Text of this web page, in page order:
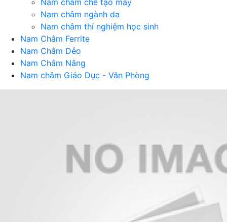
Nam châm chế tạo máy
Nam châm ngành da
Nam châm thí nghiệm học sinh
Nam Châm Ferrite
Nam Châm Dẻo
Nam Châm Nâng
Nam châm Giáo Dục - Văn Phòng